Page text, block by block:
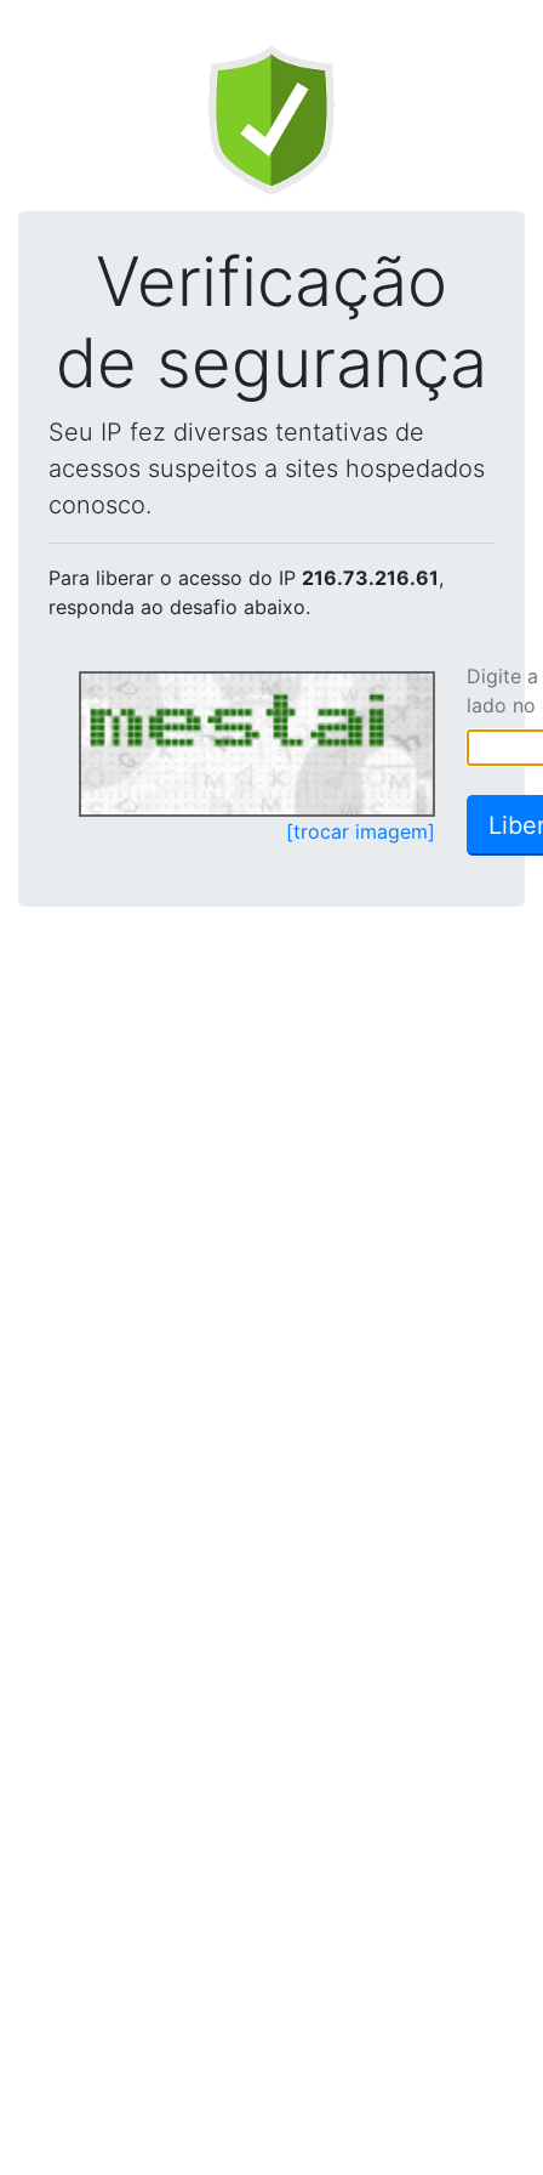
Verificação
de segurança
Seu IP fez diversas tentativas de
acessos suspeitos a sites hospedados
conosco.
Para liberar o acesso do IP 216.73.216.61,
responda ao desafio abaixo.
[trocar imagem]
Digite
lado no